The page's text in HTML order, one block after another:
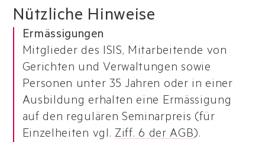
Nützliche Hinweise
Ermässigungen
Mitglieder des ISIS, Mitarbeitende von
Gerichten und Verwaltungen sowie
Personen unter 35 Jahren oder in einer
Ausbildung erhalten eine Ermässigung
auf den regulären Seminarpreis (für
Einzelheiten vgl. Ziff. 6 der AGB).